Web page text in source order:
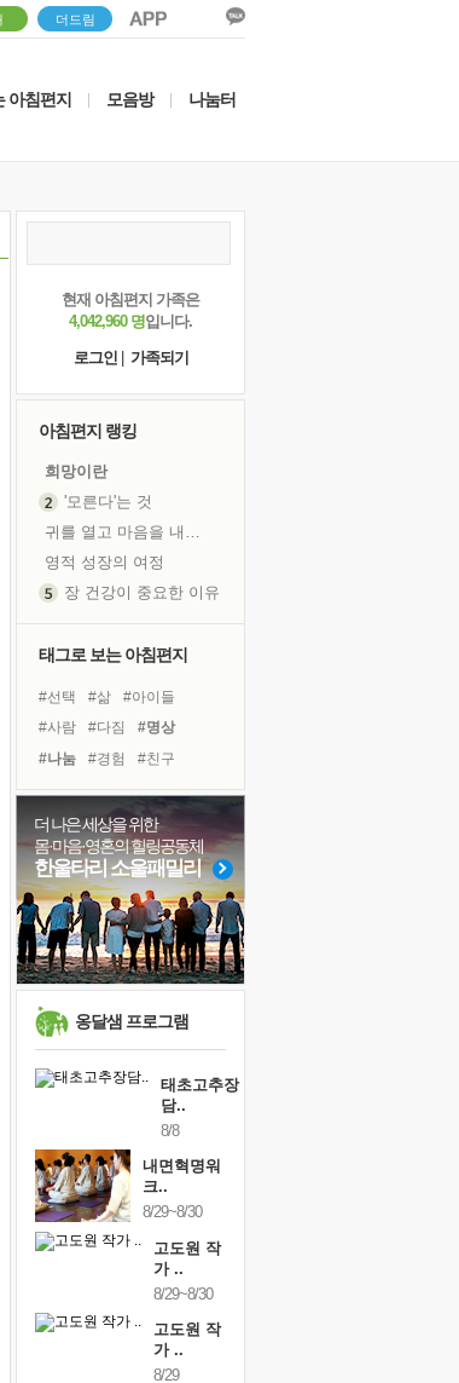
더드림
아침편지 모음방 나눔터
현재 아침편지 가족은
4,042,960 명입니다.
로그인
가족되기
아침편지 랭킹
희망이란
'모른다'는 것
귀를 열고 마음을 내어주고
영적 성장의 여정
장 건강이 중요한 이유
흙이 된 몸으로 출근하는 여자
꿈이 실제가 되는 것
'말 타는 법'을 먼저
아픈 아버지를 위한 공간 설계
졸업식 사진을 보며
극심한 변비, 어깨결림, 수면 장애
보고 싶은 어머니
마음이 멈춰 버린 곳
유년 시절의 부산 영도 바다
못된 꼰대들
태그로 보는 아침편지
#선택 #삶
#아이들
#사람
#다짐
#명상
#나눔
#경험
#친구
#계획
#독서캠프
#위기
#비전캠프
#링컨학교
#도움
#희망
#유튜브
#리더
#건강
#독서
#바이러스
더 나은 세상을 위한
몸·마음·영혼의 힐링공동체
한울타리 소울패밀리
옹달샘 프로그램
태초고추장
담..
8/8
내면혁명워
크..
8/29~8/30
고도원 작
가 ..
8/29~8/30
고도원 작
가 ..
8/29